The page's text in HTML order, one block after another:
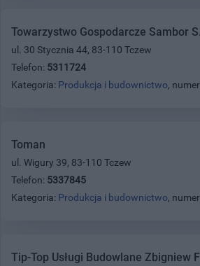
Towarzystwo Gospodarcze Sambor
ul. 30 Stycznia 44, 83-110 Tczew
Telefon: 5311724
Kategoria: Produkcja i budownictwo,
Toman
ul. Wigury 39, 83-110 Tczew
Telefon: 5337845
Kategoria: Produkcja i budownictwo,
Tip-Top Usługi Budowlane Zbigniew